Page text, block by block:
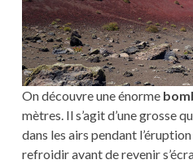
On découvre une énorme
mètres. Il s’agit d’une grosse
dans les airs pendant
refroidir avant de revenir